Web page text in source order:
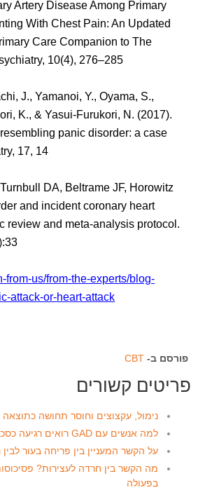
Artery Disease Among Primary
With Chest Pain: An Updated
Care Companion to The
10(4), 276–285
J., Yamanoi, Y., Oyama, S.,
K., & Yasui-Furukori, N. (2017).
panic disorder: a case
17, 14
DA, Beltrame JF, Horowitz
and incident coronary heart
review and meta-analysis protocol.
from-us/from-the-experts/blog-
attack-or-heart-attack
פורסם ב- CBT
פריטים קשורים
נימול, עקצוצים וחוסר תחושה
למה אנשים עם GAD רואים רגיעה כסכנה?
על הקשר המעניין בין פריחה בעור
מה הקשר בין חרדה לעצירות?
בפעולה